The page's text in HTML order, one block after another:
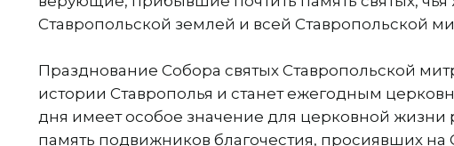
Ставропольской землей и всей Ставропольской
Празднование Собора святых Ставропольской
истории Ставрополья и станет ежегодным
дня имеет особое значение для церковной жизни
память подвижников благочестия, просиявших на